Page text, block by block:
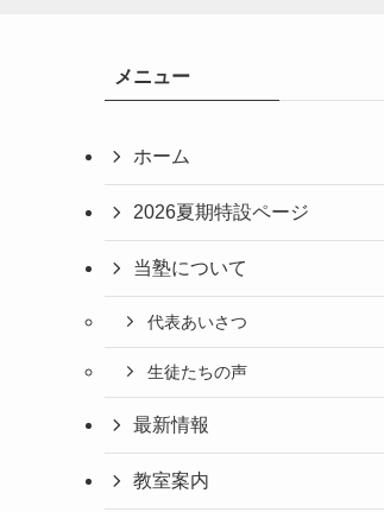
メニュー
ホーム
2026夏期特設ページ
当塾について
代表あいさつ
生徒たちの声
最新情報
教室案内